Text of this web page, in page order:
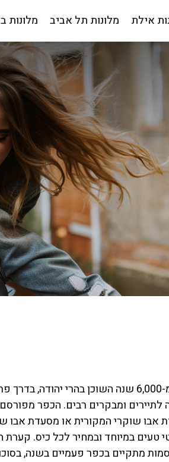
אילת מלונות תל אביב מלונות
אבו גוש הינו כפר ציורי יפיפייה בן למעלה מ-6,000
ומבקרים רבים. הכפר מפורסם
שוקרי המקורית או מסעדת אבו
טעים במיוחד ובמחיר לכל כיס.
מתקיים בכפר פעמיים בשנה,